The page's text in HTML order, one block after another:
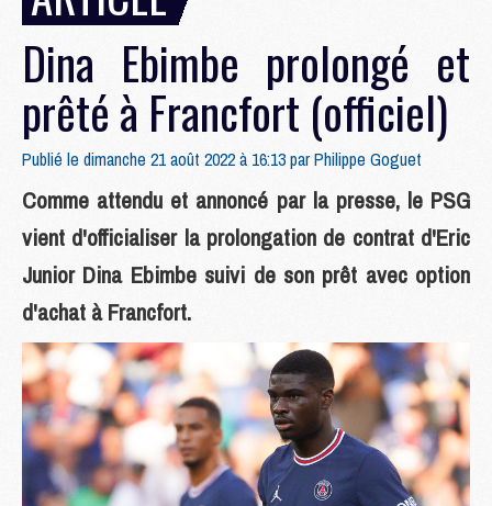
Dina Ebimbe prolongé et
prêté à Francfort (officiel)
Publié le dimanche 21 août 2022 à 16:13 parPhilippe Goguet
Comme attendu et annoncé par la presse, le PSG
vient d'officialiser la prolongation de contrat d'Eric
Junior Dina Ebimbe suivi de son prêt avec option
d'achat à Francfort.